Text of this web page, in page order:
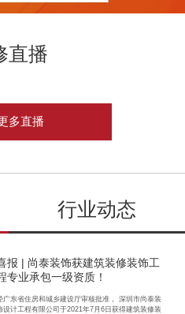
直播
多直播
行业动态
报 | 尚泰装饰获建筑装修装饰工
专业承包一级资质！
广东省住房和城乡建设厅审核批准， 深圳市尚泰装
设计工程有限公司于2021年7月6日获得建筑装修装